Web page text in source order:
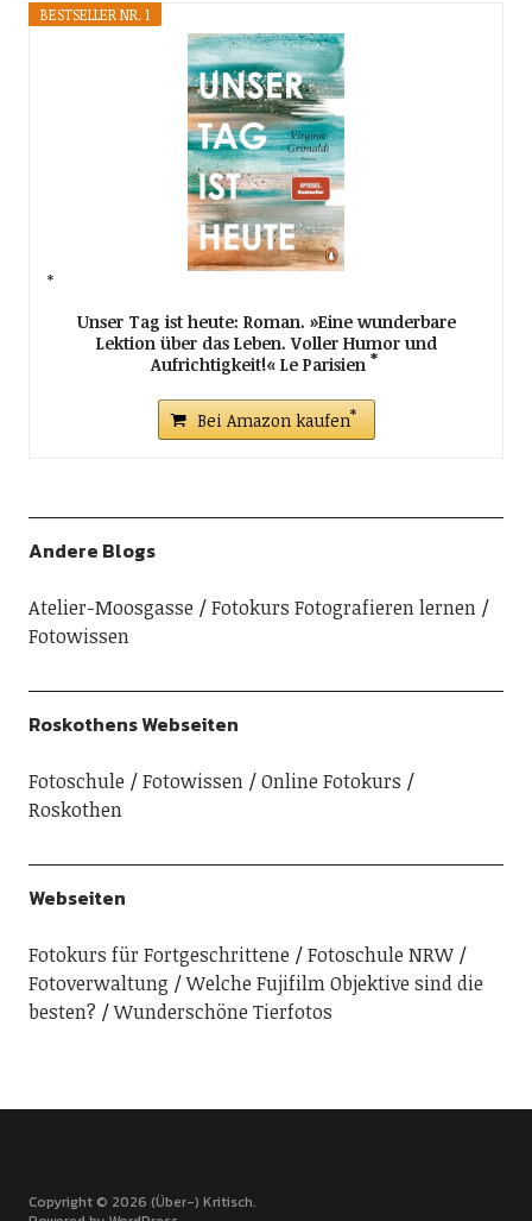
BESTSELLER NR. 1
Unser Tag ist heute: Roman. »Eine wunderbare
Lektion über das Leben. Voller Humor und
Aufrichtigkeit!« Le Parisien
Bei Amazon kaufen
Andere Blogs
Atelier-Moosgasse
Fotokurs Fotografieren lernen
Fotowissen
Roskothens Webseiten
Fotoschule Fotowissen
Online Fotokurs
Roskothen
Webseiten
Fotokurs für Fortgeschrittene
Fotoschule NRW
Fotoverwaltung
Welche Fujifilm Objektive sind die
besten?
Wunderschöne Tierfotos
Copyright © 2026 (Über-) Kritisch